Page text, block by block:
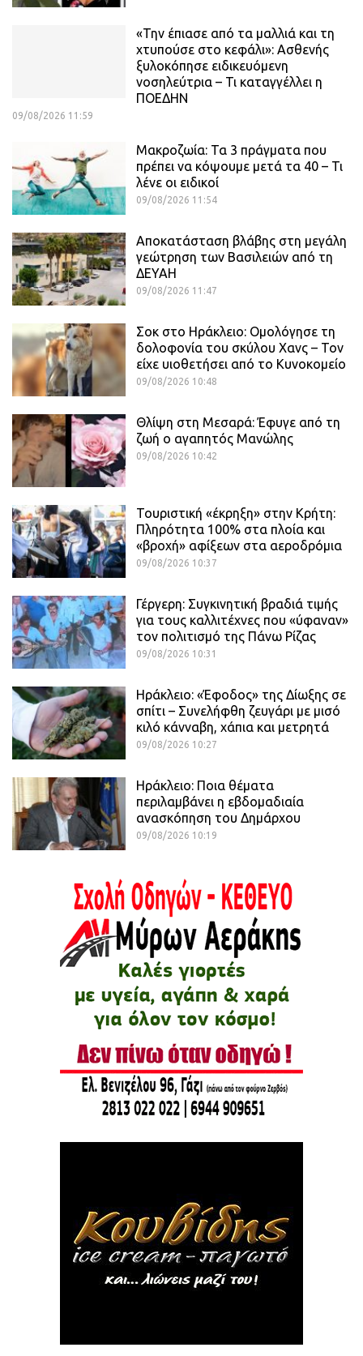
«Την έπιασε από τα μαλλιά και τη
χτυπούσε στο κεφάλι»: Ασθενής
ξυλοκόπησε ειδικευόμενη
νοσηλεύτρια – Τι καταγγέλλει η
ΠΟΕΔΗΝ
09/08/2026 11:59
Μακροζωία: Τα 3 πράγματα που
πρέπει να κόψουμε μετά τα 40 – Τι
λένε οι ειδικοί
09/08/2026 11:54
Αποκατάσταση βλάβης στη μεγάλη
γεώτρηση των Βασιλειών από τη
ΔΕΥΑΗ
09/08/2026 11:47
Σοκ στο Ηράκλειο: Ομολόγησε τη
δολοφονία του σκύλου Χανς – Τον
είχε υιοθετήσει από το Κυνοκομείο
09/08/2026 10:48
Θλίψη στη Μεσαρά: Έφυγε από τη
ζωή ο αγαπητός Μανώλης
09/08/2026 10:42
Τουριστική «έκρηξη» στην Κρήτη:
Πληρότητα 100% στα πλοία και
«βροχή» αφίξεων στα αεροδρόμια
09/08/2026 10:37
Γέργερη: Συγκινητική βραδιά τιμής
για τους καλλιτέχνες που «ύφαναν»
τον πολιτισμό της Πάνω Ρίζας
09/08/2026 10:31
Ηράκλειο: «Έφοδος» της Δίωξης σε
σπίτι – Συνελήφθη ζευγάρι με μισό
κιλό κάνναβη, χάπια και μετρητά
09/08/2026 10:27
Ηράκλειο: Ποια θέματα
περιλαμβάνει η εβδομαδιαία
ανασκόπηση του Δημάρχου
09/08/2026 10:19